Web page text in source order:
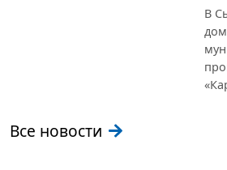
В
Все новости